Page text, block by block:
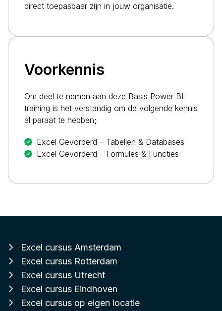
direct toepasbaar zijn in jouw organisatie.
Voorkennis
Om deel te nemen aan deze Basis Power BI
training is het verstandig om de volgende kennis
al paraat te hebben;
Excel Gevorderd – Tabellen & Databases
Excel Gevorderd – Formules & Functies
Excel cursus Amsterdam
Excel cursus Rotterdam
Excel cursus Utrecht
Excel cursus Eindhoven
Excel cursus op eigen locatie